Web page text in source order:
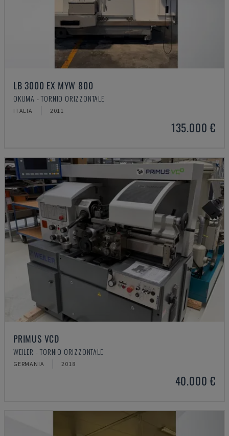
LB 3000 EX MYW 800
OKUMA - TORNIO ORIZZONTALE
ITALIA 2011
135.000 €
PRIMUS VCD
WEILER - TORNIO ORIZZONTALE
GERMANIA 2018
40.000 €